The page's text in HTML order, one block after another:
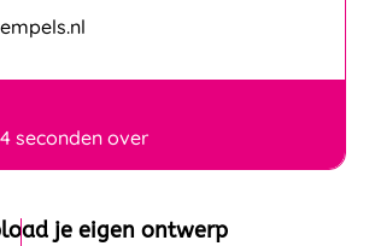
seconden over
je eigen ontwerp